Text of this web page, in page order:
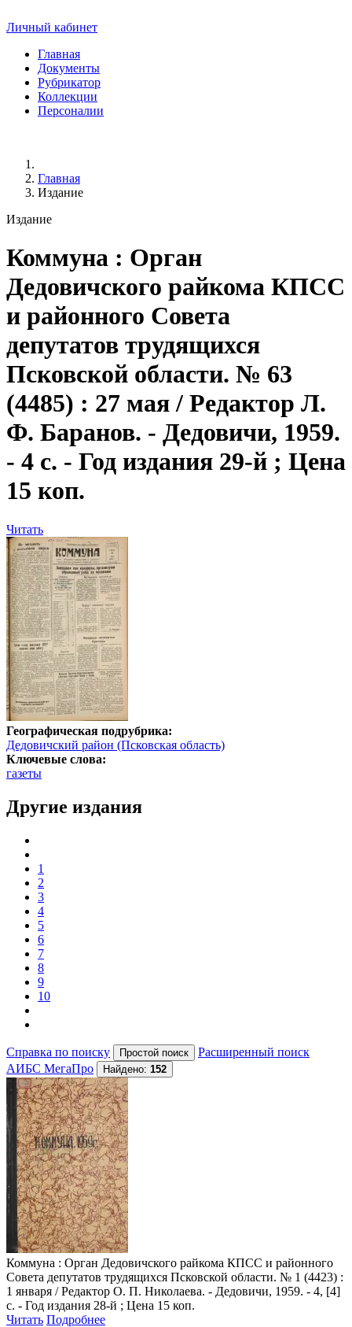
Личный кабинет
Главная
Документы
Рубрикатор
Коллекции
Персоналии
Главная
Издание
Издание
Коммуна : Орган
Дедовичского райкома КПСС
и районного Совета
депутатов трудящихся
Псковской области. № 63
(4485) : 27 мая / Редактор Л.
Ф. Баранов. - Дедовичи, 1959.
- 4 с. - Год издания 29-й ; Цена
15 коп.
Читать
Географическая подрубрика:
Дедовичский район (Псковская область)
Ключевые слова:
газеты
Другие издания
1
2
3
4
5
6
7
8
9
10
Справка по поиску
Расширенный поиск
АИБС МегаПро
Найдено: 152
Коммуна : Орган Дедовичского райкома КПСС и районного
Совета депутатов трудящихся Псковской области. № 1 (4423) :
1 января / Редактор О. П. Николаева. - Дедовичи, 1959. - 4, [4]
с. - Год издания 28-й ; Цена 15 коп.
Читать Подробнее